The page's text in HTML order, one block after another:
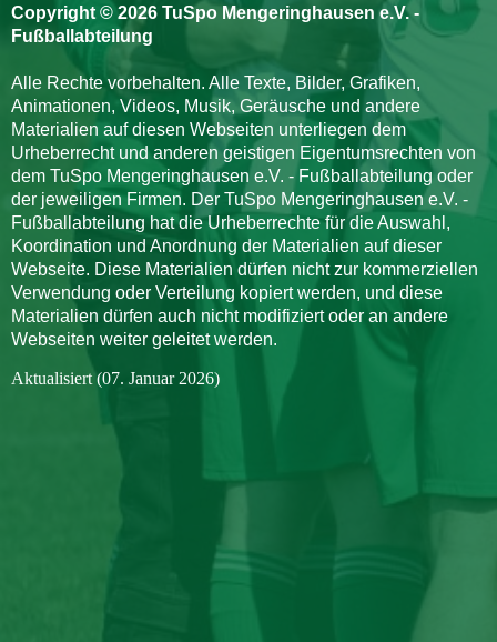
Copyright © 2026 TuSpo Mengeringhausen e.V. -
Fußballabteilung
Alle Rechte vorbehalten. Alle Texte, Bilder, Grafiken,
Animationen, Videos, Musik, Geräusche und andere
Materialien auf diesen Webseiten unterliegen dem
Urheberrecht und anderen geistigen Eigentumsrechten von
dem TuSpo Mengeringhausen e.V. - Fußballabteilung oder
der jeweiligen Firmen. Der TuSpo Mengeringhausen e.V. -
Fußballabteilung hat die Urheberrechte für die Auswahl,
Koordination und Anordnung der Materialien auf dieser
Webseite. Diese Materialien dürfen nicht zur kommerziellen
Verwendung oder Verteilung kopiert werden, und diese
Materialien dürfen auch nicht modifiziert oder an andere
Webseiten weiter geleitet werden.
Aktualisiert (07. Januar 2026)